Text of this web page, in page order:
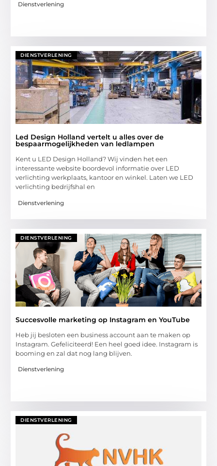
Dienstverlening
DIENSTVERLENING
Led Design Holland vertelt u alles over de
bespaarmogelijkheden van ledlampen
Kent u LED Design Holland? Wij vinden het een
interessante website boordevol informatie over LED
verlichting werkplaats, kantoor en winkel. Laten we LED
verlichting bedrijfshal en
Dienstverlening
DIENSTVERLENING
Succesvolle marketing op Instagram en YouTube
Heb jij besloten een business account aan te maken op
Instagram. Gefeliciteerd! Een heel goed idee. Instagram is
booming en zal dat nog lang blijven.
Dienstverlening
DIENSTVERLENING